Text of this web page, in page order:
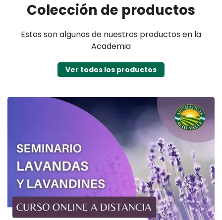
Colección de productos
Estos son algunos de nuestros productos en la
Academia
Ver todos los productos